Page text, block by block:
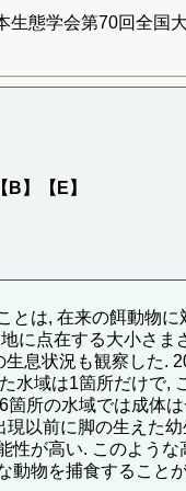
生態学会第70回全国
】【E】
とは, 在来の餌動物
に点在する大小さま
息状況も観察した.
水域は1箇所だけで,
所の水域では成体
以前に脚の生えた
性が高い. このような
物を捕食すること